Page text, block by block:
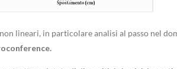
lineari, in particolare analisi al passo nel